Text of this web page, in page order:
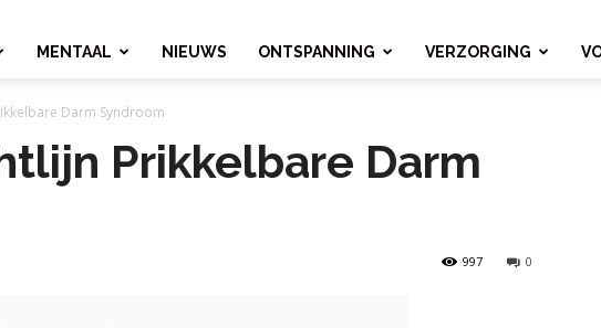
MENTAAL NIEUWS ONTSPANNING VERZORGING
Darm Syndroom
Prikkelbare Darm
0
997